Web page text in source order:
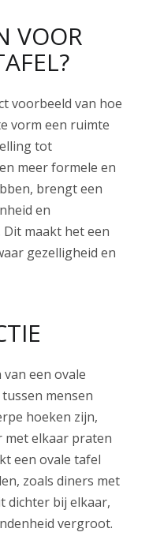
VOOR
voorbeeld van hoe
vorm een ruimte
tot
meer formele en
brengt een
en
maakt het een
gezelligheid en
een ovale
mensen
hoeken zijn,
met elkaar praten
een ovale tafel
zoals diners met
dichter bij elkaar,
vergroot.